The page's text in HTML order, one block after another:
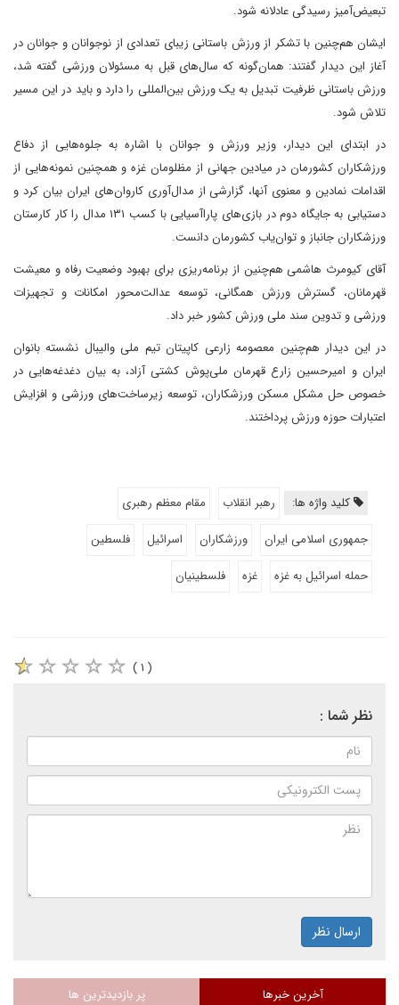
تبعیض‌آمیز رسیدگی عادلانه شود.
ایشان هم‌چنین با تشکر از ورزش باستانی زیبای تعدادی از نوجوانان و جوانان در
آغاز این دیدار گفتند: همان‌گونه که سال‌های قبل به مسئولان ورزشی گفته شد،
ورزش باستانی ظرفیت تبدیل به یک ورزش بین‌المللی را دارد و باید در این مسیر
تلاش شود.
در ابتدای این دیدار، وزیر ورزش و جوانان با اشاره به جلوه‌هایی از دفاع
ورزشکاران کشورمان در میادین جهانی از مظلومان غزه و همچنین نمونه‌هایی از
اقدامات نمادین و معنوی آنها، گزارشی از مدال‌آوری کاروان‌های ایران بیان کرد و
دستیابی به جایگاه دوم در بازی‌های پاراآسیایی با کسب ۱۳۱ مدال را کار کارستان
ورزشکاران جانباز و توان‌یاب کشورمان دانست.
آقای کیومرث هاشمی هم‌چنین از برنامه‌ریزی برای بهبود وضعیت رفاه و معیشت
قهرمانان، گسترش ورزش همگانی، توسعه عدالت‌محور امکانات و تجهیزات
ورزشی و تدوین سند ملی ورزش کشور خبر داد.
در این دیدار هم‌چنین معصومه زارعی کاپیتان تیم ملی والیبال نشسته بانوان
ایران و امیرحسین زارع قهرمان ملی‌پوش کشتی آزاد، به بیان دغدغه‌هایی در
خصوص حل مشکل مسکن ورزشکاران، توسعه زیرساخت‌های ورزشی و افزایش
اعتبارات حوزه ورزش پرداختند.
کلید واژه ها: رهبر انقلاب
مقام معظم رهبری
جمهوری اسلامی ایران
ورزشکاران اسرائیل
فلسطین
حمله اسرائیل به غزه
غزه فلسطینیان
( ۱ )
نظر شما :
ارسال نظر
آخرین خبرها پر بازدیدترین ها